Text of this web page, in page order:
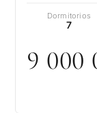
Dormitorios
7
9 000